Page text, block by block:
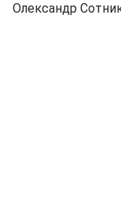
Олександр